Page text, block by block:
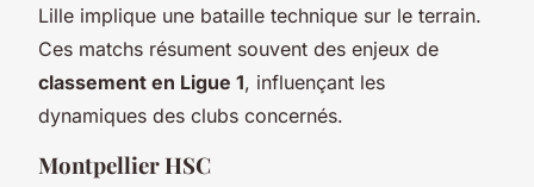
Lille implique une bataille technique sur le terrain.
Ces matchs résument souvent des enjeux de
classement en Ligue 1, influençant les
dynamiques des clubs concernés.
Montpellier HSC